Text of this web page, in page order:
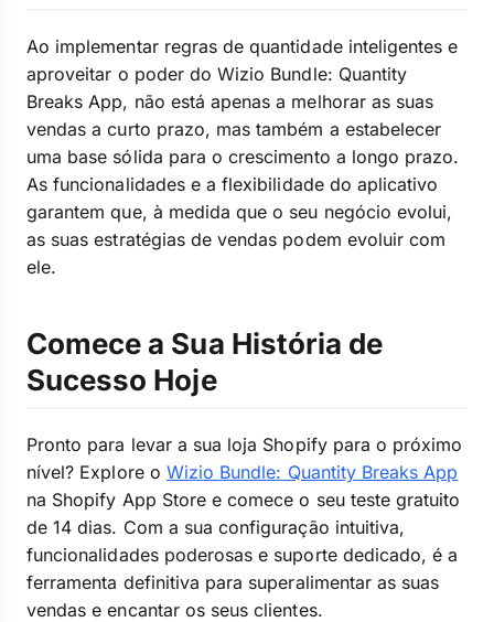
Ao implementar regras de quantidade inteligentes e
aproveitar o poder do Wizio Bundle: Quantity
Breaks App, não está apenas a melhorar as suas
vendas a curto prazo, mas também a estabelecer
uma base sólida para o crescimento a longo prazo.
As funcionalidades e a flexibilidade do aplicativo
garantem que, à medida que o seu negócio evolui,
as suas estratégias de vendas podem evoluir com
ele.
Comece a Sua História de
Sucesso Hoje
Pronto para levar a sua loja Shopify para o próximo
nível? Explore o Wizio Bundle: Quantity Breaks App
na Shopify App Store e comece o seu teste gratuito
de 14 dias. Com a sua configuração intuitiva,
funcionalidades poderosas e suporte dedicado, é a
ferramenta definitiva para superalimentar as suas
vendas e encantar os seus clientes.